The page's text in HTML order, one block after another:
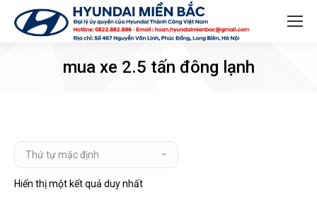
Search:
mua xe 2.5 tấn đông lạnh
Hiển thị một kết quả duy nhất